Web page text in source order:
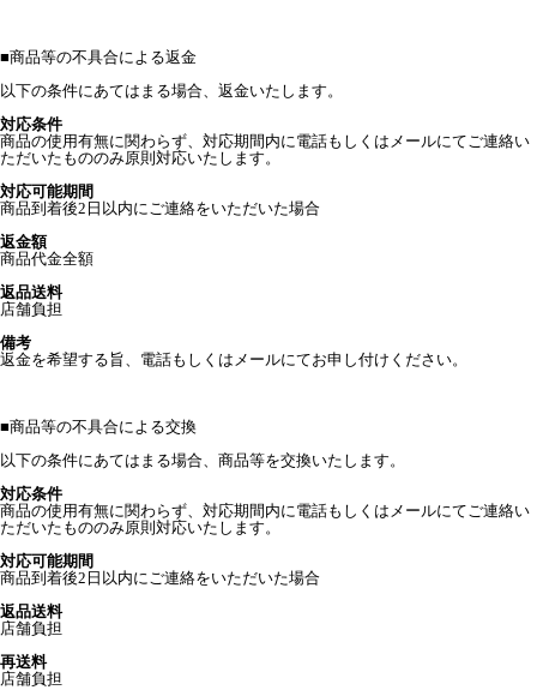
■商品等の不具合による返金
以下の条件にあてはまる場合、返金いたします。
対応条件
商品の使用有無に関わらず、対応期間内に電話もしくはメールにてご連絡い
ただいたもののみ原則対応いたします。
対応可能期間
商品到着後2日以内にご連絡をいただいた場合
返金額
商品代金全額
返品送料
店舗負担
備考
返金を希望する旨、電話もしくはメールにてお申し付けください。
■商品等の不具合による交換
以下の条件にあてはまる場合、商品等を交換いたします。
対応条件
商品の使用有無に関わらず、対応期間内に電話もしくはメールにてご連絡い
ただいたもののみ原則対応いたします。
対応可能期間
商品到着後2日以内にご連絡をいただいた場合
返品送料
店舗負担
再送料
店舗負担